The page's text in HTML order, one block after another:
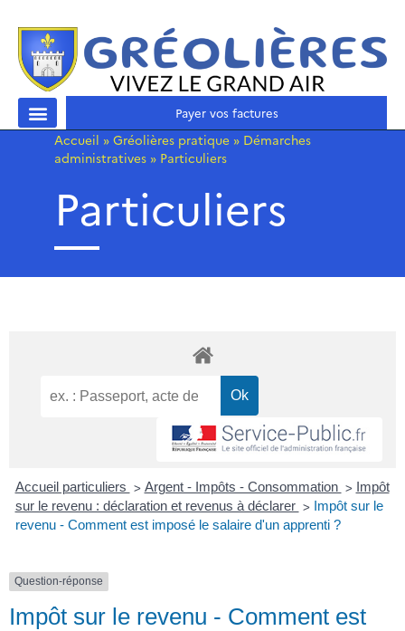
Payer vos factures
Accueil » Gréolières pratique » Démarches
administratives » Particuliers
Particuliers
Accueil particuliers > Argent - Impôts - Consommation > Impôt
sur le revenu : déclaration et revenus à déclarer > Impôt sur le
revenu - Comment est imposé le salaire d'un apprenti ?
Question-réponse
Impôt sur le revenu - Comment est